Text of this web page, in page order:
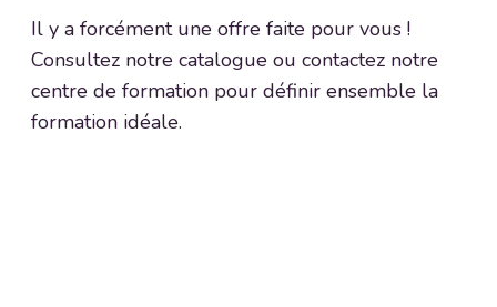
Il y a forcément une offre faite pour vous !
Consultez notre catalogue ou contactez notre
centre de formation pour définir ensemble la
formation idéale.